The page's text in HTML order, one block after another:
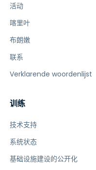
活动
喀里叶
布朗嫩
联系
Verklarende woordenlijst
训练
技术支持
系统状态
基础设施建设的公开化